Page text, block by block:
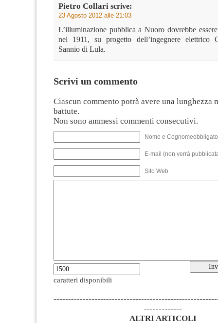
Pietro Collari scrive:
23 Agosto 2012 alle 21:03
L’illuminazione pubblica a Nuoro dovrebbe
nel 1911, su progetto dell’ingegnere elettrico
Sannio di Lula.
Scrivi un commento
Ciascun commento potrà avere una lunghezza
battute.
Non sono ammessi commenti consecutivi.
Nome e
E-mail (non verrà
Sito Web
caratteri disponibili
-------------
ALTRI ARTICOLI